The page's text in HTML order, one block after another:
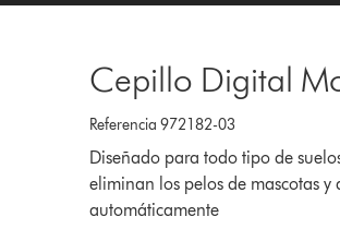
Cepillo Digital
Referencia 972182-03
Diseñado para todo tipo de
eliminan los pelos de mascotas y
automáticamente